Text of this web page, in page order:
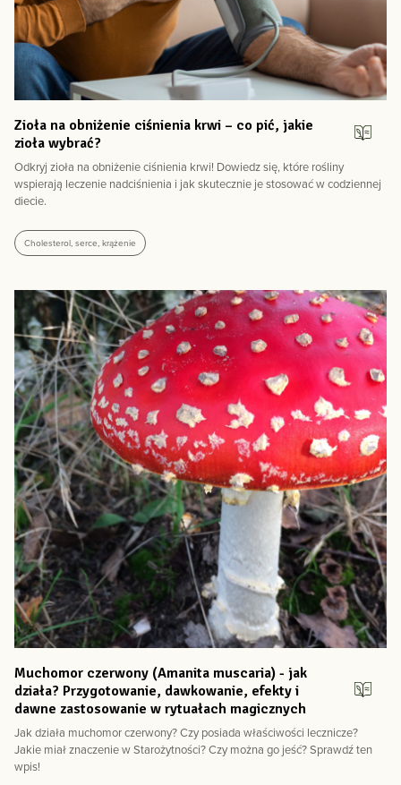
Zioła na obniżenie ciśnienia krwi – co pić, jakie
zioła wybrać?
Odkryj zioła na obniżenie ciśnienia krwi! Dowiedz się, które rośliny
wspierają leczenie nadciśnienia i jak skutecznie je stosować w codziennej
diecie.
Cholesterol, serce, krążenie
Muchomor czerwony (Amanita muscaria) - jak
działa? Przygotowanie, dawkowanie, efekty i
dawne zastosowanie w rytuałach magicznych
Jak działa muchomor czerwony? Czy posiada właściwości lecznicze?
Jakie miał znaczenie w Starożytności? Czy można go jeść? Sprawdź ten
wpis!